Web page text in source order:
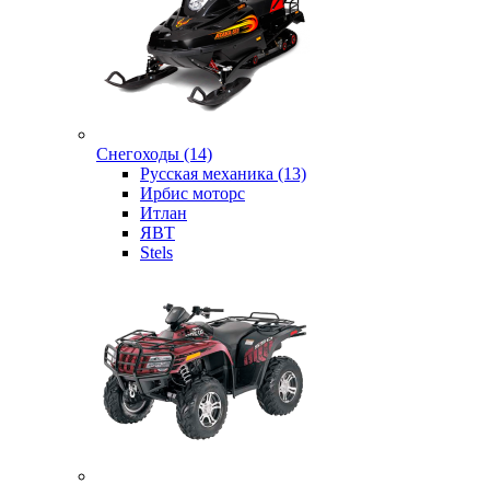
Снегоходы (14)
Русская механика (13)
Ирбис моторс
Итлан
ЯВТ
Stels